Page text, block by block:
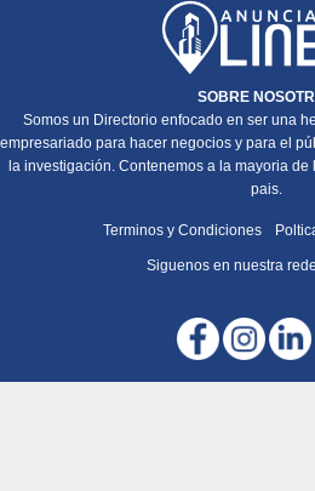
SOBRE
Somos un Directorio enfocado en ser una
empresariado para hacer negocios y para el
la investigación. Contenemos a la mayoria
pais.
Terminos y Condiciones
Siguenos en nuestra